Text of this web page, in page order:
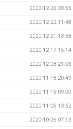
2020-12-26 20:55
2020-12-22 11:48
2020-12-21 13:58
2020-12-17 15:14
2020-12-08 21:03
2020-11-18 20:49
2020-11-16 09:00
2020-11-06 13:52
2020-10-26 07:13